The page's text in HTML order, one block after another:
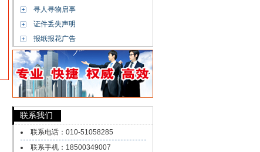
寻人寻物启事
证件丢失声明
报纸报花广告
联系我们
联系电话：010-51058285
联系手机：18500349007